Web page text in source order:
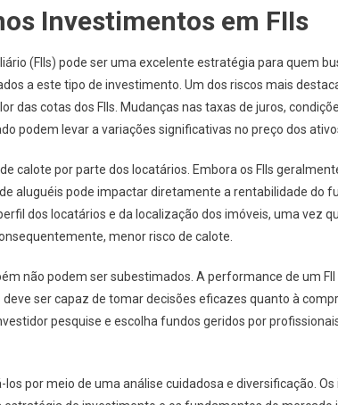
Investimentos em FIIs
(FIIs) pode ser uma excelente estratégia para quem
a este tipo de investimento. Um dos riscos mais
das cotas dos FIIs. Mudanças nas taxas de juros,
podem levar a variações significativas no preço dos
calote por parte dos locatários. Embora os FIIs
aluguéis pode impactar diretamente a rentabilidade do
dos locatários e da localização dos imóveis, uma vez
menor risco de calote.
não podem ser subestimados. A performance de um
ser capaz de tomar decisões eficazes quanto à
pesquise e escolha fundos geridos por
por meio de uma análise cuidadosa e diversificação.